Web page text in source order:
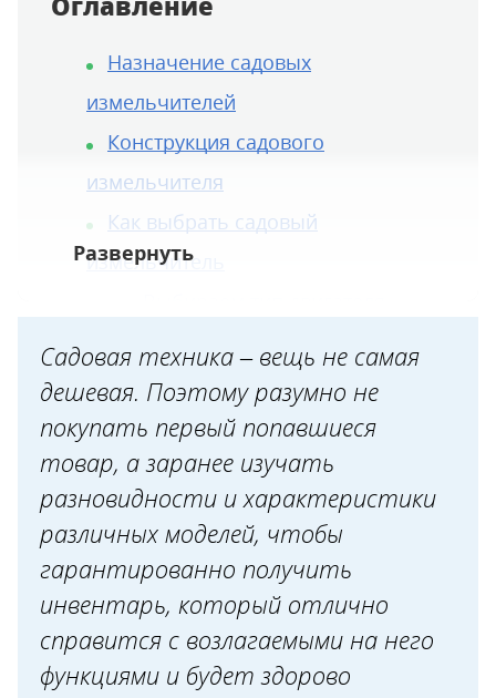
Назначение садовых
измельчителей
Конструкция садового
измельчителя
Как выбрать садовый
измельчитель
измельчения
Выбираем мощность
Дополнительные опции
Садовая техника – вещь не самая
дешевая. Поэтому разумно не
покупать первый попавшиеся
товар, а заранее изучать
разновидности и характеристики
различных моделей, чтобы
гарантированно получить
инвентарь, который отлично
справится с возлагаемыми на него
функциями и будет здорово